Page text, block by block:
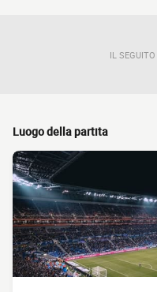
IL
Luogo della partita